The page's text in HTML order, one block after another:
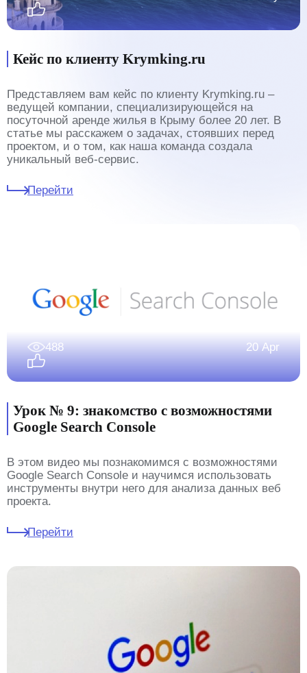
Кейс по клиенту Krymking.ru
Представляем вам кейс по клиенту Krymking.ru –
ведущей компании, специализирующейся на
посуточной аренде жилья в Крыму более 20 лет. В
статье мы расскажем о задачах, стоявших перед
проектом, и о том, как наша команда создала
уникальный веб-сервис.
Перейти
488 20 Apr
Урок № 9: знакомство с возможностями
Google Search Console
В этом видео мы познакомимся с возможностями
Google Search Console и научимся использовать
инструменты внутри него для анализа данных веб
проекта.
Перейти